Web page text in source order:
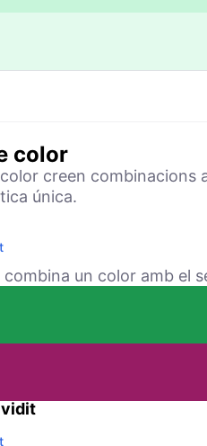
color
creen combinacions
única.
un color amb el